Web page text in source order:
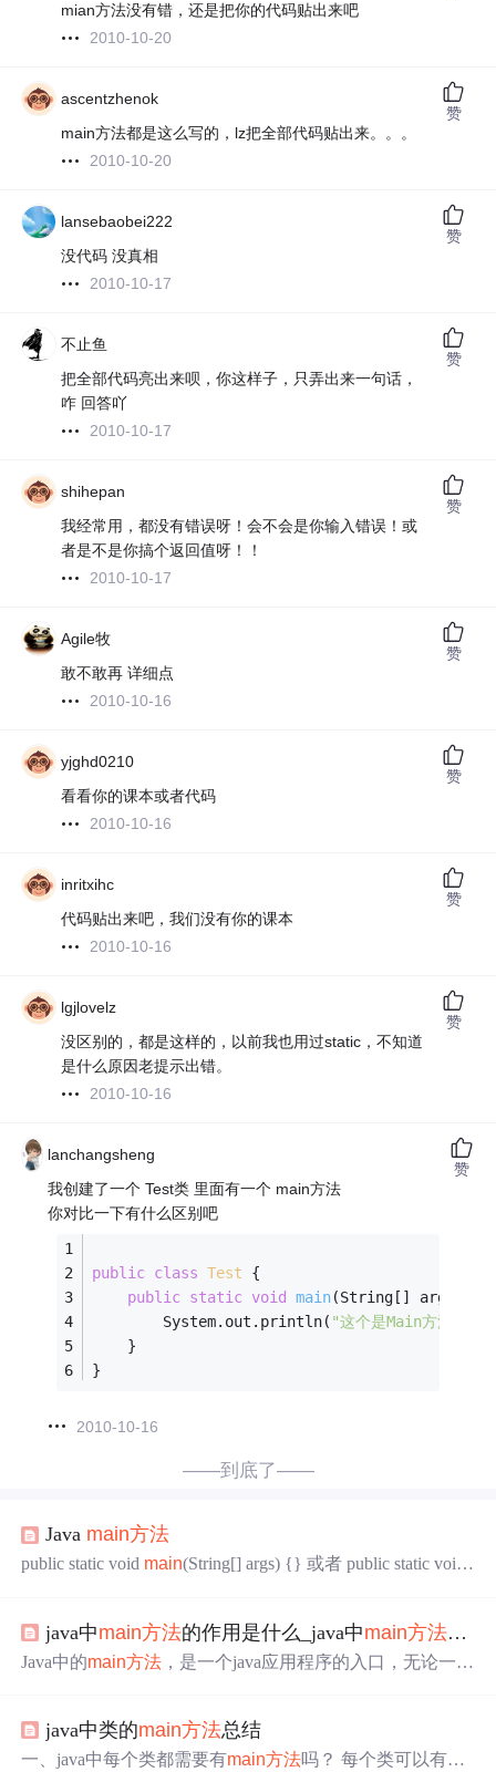
mian方法没有错，还是把你的代码贴出来吧
2010-10-20
ascentzhenok
main方法都是这么写的，lz把全部代码贴出来。。。
2010-10-20
赞
lansebaobei222
没代码 没真相
2010-10-17
赞
不止鱼
把全部代码亮出来呗，你这样子，只弄出来一句话，
咋 回答吖
2010-10-17
赞
shihepan
我经常用，都没有错误呀！会不会是你输入错误！或
者是不是你搞个返回值呀！！
2010-10-17
赞
Agile牧
敢不敢再 详细点
2010-10-16
赞
yjghd0210
看看你的课本或者代码
2010-10-16
赞
inritxihc
代码贴出来吧，我们没有你的课本
2010-10-16
赞
lgjlovelz
没区别的，都是这样的，以前我也用过static，不知道
是什么原因老提示出错。
2010-10-16
赞
lanchangsheng
我创建了一个 Test类 里面有一个 main方法
你对比一下有什么区别吧
public class Test
{
public static void main(String[] args)
		System.out.println(
"这个是Main方法"
	}
}
2010-10-16
赞
——到底了——
Java main方法
public static void main
(String[] args) {} 或者 public static void
应用程序都必须有且仅有一个main方法。在eclipse里可以
使用输入main，在按住Alt+/的方式快速创建 main 方法
java中main方法的作用是什么_java中main方法是什
Java中的main方法 ，是一个java应用程序的入口，无论一个
方法的定义格式通常固定如下： (推荐学习：java课程)publi
c class Demo {public static voidmain(String[] args) {System.ou
java中类的main方法总结
一、java中每个类都需要有main方法吗？ 每个类可以有也